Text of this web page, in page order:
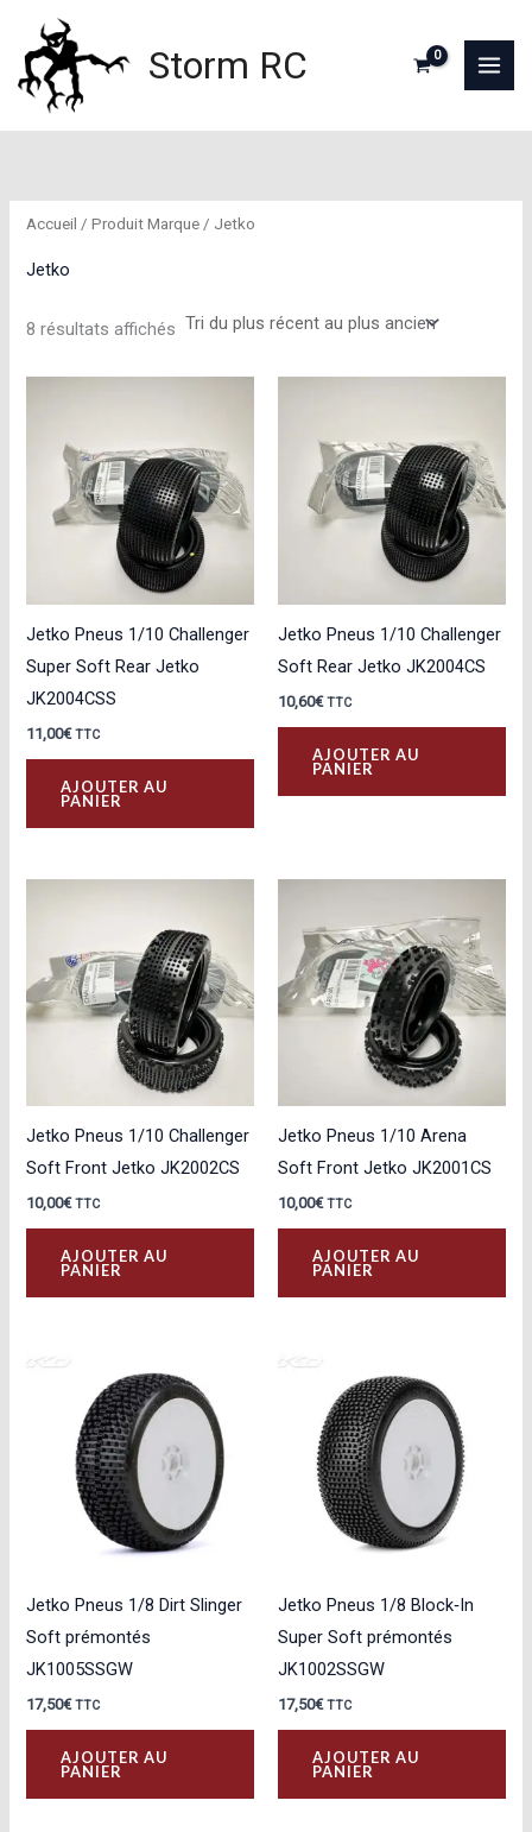
contenu
Storm RC
Accueil / Produit Marque / Jetko
Jetko
8 résultats affichés Trié
récent
Jetko Pneus 1/10 Challenger
Super Soft Rear Jetko
JK2004CSS
11,00€ TTC
AJOUTER AU
PANIER
Jetko Pneus 1/10 Challenger
Soft Rear Jetko JK2004CS
10,60€ TTC
AJOUTER AU
PANIER
Jetko Pneus 1/10 Challenger
Soft Front Jetko JK2002CS
10,00€ TTC
AJOUTER AU
PANIER
Jetko Pneus 1/10 Arena
Soft Front Jetko JK2001CS
10,00€ TTC
AJOUTER AU
PANIER
Jetko Pneus 1/8 Dirt Slinger
Soft prémontés
JK1005SSGW
17,50€ TTC
AJOUTER AU
PANIER
Jetko Pneus 1/8 Block‑In
Super Soft prémontés
JK1002SSGW
17,50€ TTC
AJOUTER AU
PANIER